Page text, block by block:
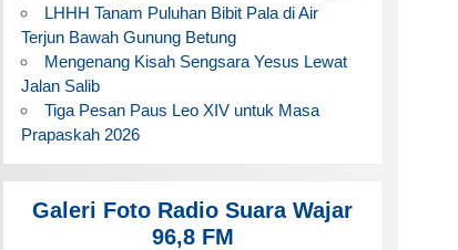
LHHH Tanam Puluhan Bibit Pala di Air
Terjun Bawah Gunung Betung
Mengenang Kisah Sengsara Yesus Lewat
Jalan Salib
Tiga Pesan Paus Leo XIV untuk Masa
Prapaskah 2026
Galeri Foto Radio Suara Wajar
96,8 FM